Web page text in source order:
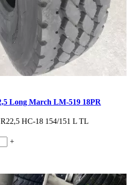
Long March LM-519 18PR
HC-18 154/151 L TL
+